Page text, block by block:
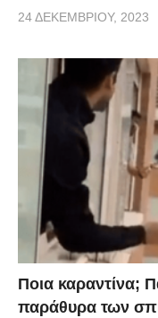
24 ΔΕΚΕΜΒΡΊΟΥ, 2023
Ποια καραντίνα;
παράθυρα των